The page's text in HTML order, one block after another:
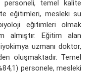
personeli, temel kalite
eğitimleri, mesleki su
eğitimleri olmak
almıştır. Eğitim alan
uzmanı doktor,
oluşmaktadır. Temel
personele, mesleki